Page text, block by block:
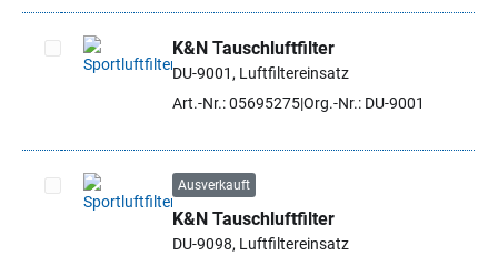
Artikel auswählen
K&N Tauschluftfilter
DU-9001, Luftfiltereinsatz
Art.-Nr.: 05695275Org.-Nr.: DU-9001
Artikel auswählen
Ausverkauft
K&N Tauschluftfilter
DU-9098, Luftfiltereinsatz